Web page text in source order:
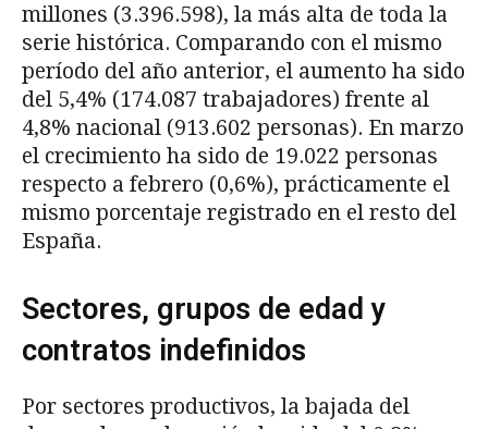
millones (3.396.598), la más alta de toda la
serie histórica. Comparando con el mismo
período del año anterior, el aumento ha sido
del 5,4% (174.087 trabajadores) frente al
4,8% nacional (913.602 personas). En marzo
el crecimiento ha sido de 19.022 personas
respecto a febrero (0,6%), prácticamente el
mismo porcentaje registrado en el resto del
España.
Sectores, grupos de edad y
contratos indefinidos
Por sectores productivos, la bajada del